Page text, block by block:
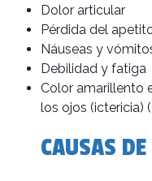
Dolor articular
Pérdida del
Náuseas y
Debilidad y fatiga
Color amarillento
los ojos (ictericia)
CAUSAS